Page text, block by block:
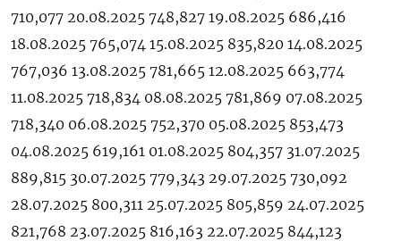
710,077 20.08.2025 748,827 19.08.2025 686,416
18.08.2025 765,074 15.08.2025 835,820 14.08.2025
767,036 13.08.2025 781,665 12.08.2025 663,774
11.08.2025 718,834 08.08.2025 781,869 07.08.2025
718,340 06.08.2025 752,370 05.08.2025 853,473
04.08.2025 619,161 01.08.2025 804,357 31.07.2025
889,815 30.07.2025 779,343 29.07.2025 730,092
28.07.2025 800,311 25.07.2025 805,859 24.07.2025
821,768 23.07.2025 816,163 22.07.2025 844,123